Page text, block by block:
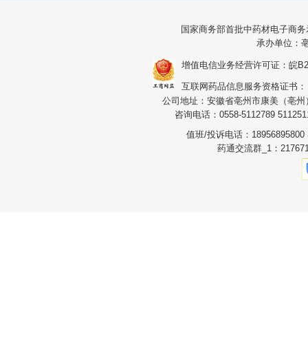
国家商务部首批中药材电子商
承办单位：
增值电信业务经营许可证：皖
互联网药品信息服务资格证书
公司地址：安徽省亳州市康美（亳
咨询电话：0558-5112789
值班/投诉电话：18956895800
药通交流群_1：